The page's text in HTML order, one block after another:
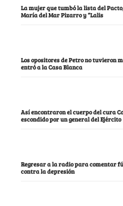
La mujer que tumbó la lista del
María del Mar Pizarro y “Lalis
Los opositores de Petro no tuvieron
entró a la Casa Blanca
Así encontraron el cuerpo del cura
escondido por un general del Ejército
Regresar a la radio para comentar
contra la depresión